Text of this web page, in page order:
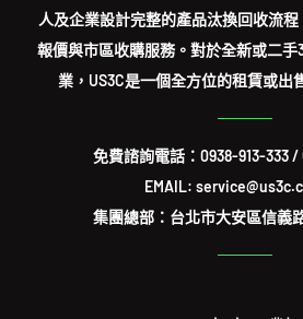
人及企業設計完整的產品汰換回收流
報價與市區收購服務。對於全新或二手
業，US3C是一個全方位的租賃或出
免費諮詢電話： 0938-913-333/
EMAIL:
集團總部：台北市大安區信義